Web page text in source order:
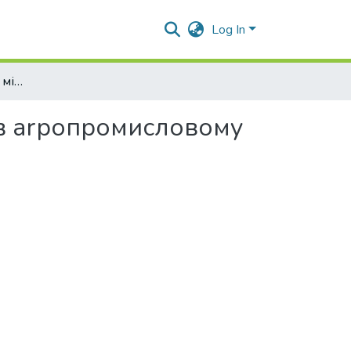
Log In
Мотиваційні чинники міжгосподарської інтеграції в аrропромисловому виробництві
в аrропромисловому